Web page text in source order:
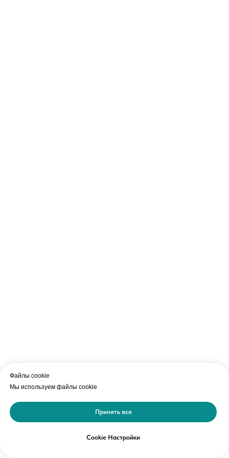
Файлы cookie
Мы используем файлы cookie
Принять все
Cookie Настройки